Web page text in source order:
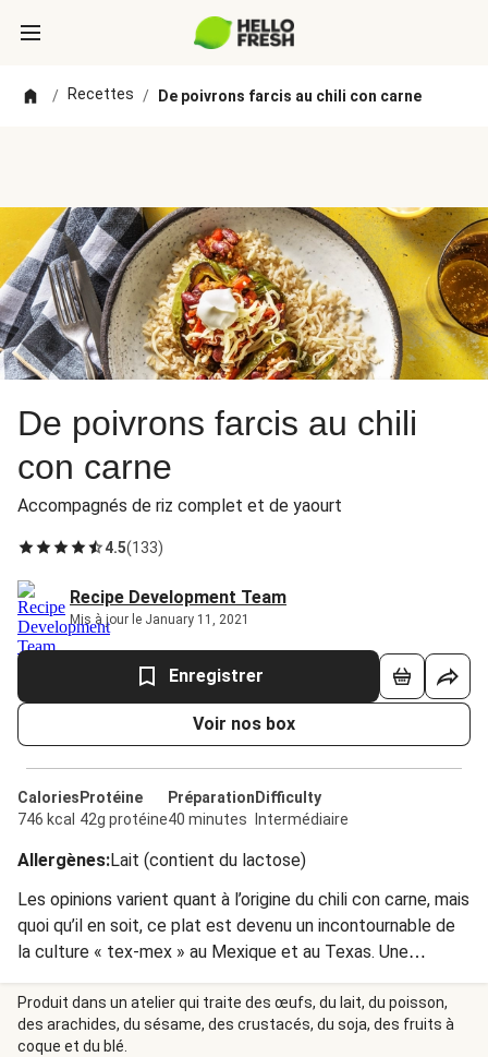
/ Recettes / De poivrons farcis au chili con carne
De poivrons farcis au chili
con carne
Accompagnés de riz complet et de yaourt
4.5(133)
Recipe Development Team
Mis à jour le January 11, 2021
Enregistrer
Voir nos box
Calories
746 kcal
Protéine
42g protéine
Préparation
40 minutes
Difficulty
Intermédiaire
Allergènes:Lait (contient du lactose)
Les opinions varient quant à l’origine du chili con carne, mais
quoi qu’il en soit, ce plat est devenu un incontournable de
la culture « tex-mex » au Mexique et au Texas. Une
recette qui peut se décliner à l’infini : voici une version
HelloFresh délicieusement fraîche grâce au yaourt !
Produit dans un atelier qui traite des œufs, du lait, du poisson,
des arachides, du sésame, des crustacés, du soja, des fruits à
coque et du blé.